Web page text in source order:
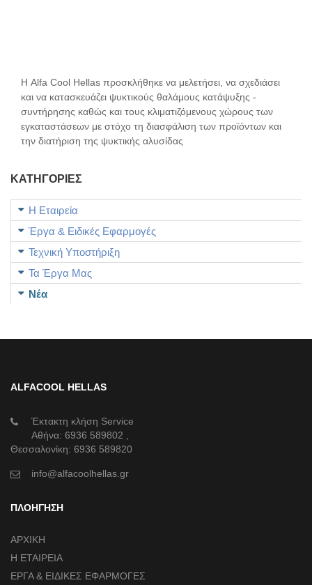
Η Alfa Cool Hellas προσκλήθηκε να μελετήσει, να σχεδιάσει
και να κατασκευάζει ψυκτικούς θαλάμους κατάψυξης -
συντήρησης καθώς και τους κλιματιζόμενους χώρους των
εγκαταστάσεων με στόχο τη διασφάλιση των προϊόντων και
την διατήριση της ψυκτικής αλυσίδας
ΚΑΤΗΓΟΡΙΕΣ
Η Εταιρεία
Έργα & Ειδικές Εφαρμογές
Τεχνική Υποστήριξη
Τα Έργα Μας
Νέα
ALFACOOL HELLAS
Έκτακτη κλήση Service
Αθήνα: 6936 589802
Θεσσαλονίκη: 6936 589820
info@alfacoolhellas.gr
ΠΛΟΗΓΗΣΗ
ΑΡΧΙΚΗ
Η ΕΤΑΙΡΕΙΑ
ΕΡΓΑ & ΕΙΔΙΚΕΣ ΕΦΑΡΜΟΓΕΣ